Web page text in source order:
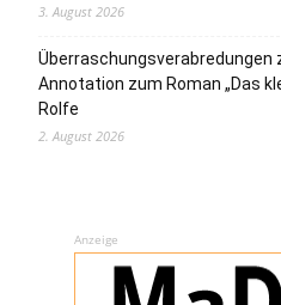
3. August 2026
Überraschungsverabredungen
Annotation zum Roman „Das
Rolfe
2. August 2026
Anzeige